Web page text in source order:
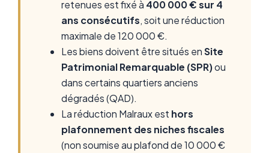
retenues est fixé à 400 000 € sur 4
ans consécutifs, soit une réduction
maximale de 120 000 €.
Les biens doivent être situés enSite
Patrimonial Remarquable (SPR)ou
dans certains quartiers anciens
dégradés (QAD).
La réduction Malraux est hors
plafonnement des niches fiscales
(non soumise au plafond de 10 000 €